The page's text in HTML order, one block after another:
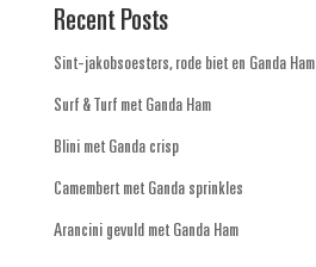
Recent Posts
Sint-jakobsoesters, rode biet en Ganda Ham
Surf & Turf met Ganda Ham
Blini met Ganda crisp
Camembert met Ganda sprinkles
Arancini gevuld met Ganda Ham